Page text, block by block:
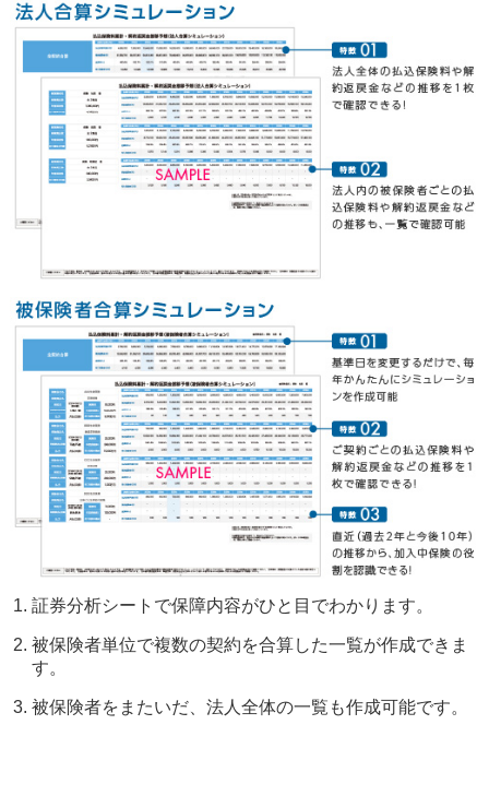
証券分析シートで保障内容がひと目でわかります。
被保険者単位で複数の契約を合算した一覧が作成できま
す。
被保険者をまたいだ、法人全体の一覧も作成可能です。